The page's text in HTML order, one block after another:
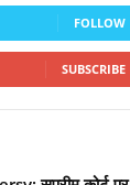
FOLLOW
SUBSCRIBE